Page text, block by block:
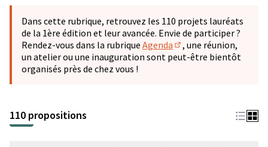
−
Dans cette rubrique, retrouvez les 110 projets lauréats
de la 1ère édition et leur avancée. Envie de participer ?
Rendez-vous dans la rubrique Agenda
(S'ouvre dans un
, une réunion,
un atelier ou une inauguration sont peut-être bientôt
organisés près de chez vous !
110 propositions